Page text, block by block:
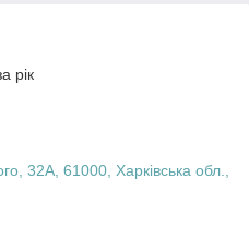
рік
32А, 61000, Харківська обл.,